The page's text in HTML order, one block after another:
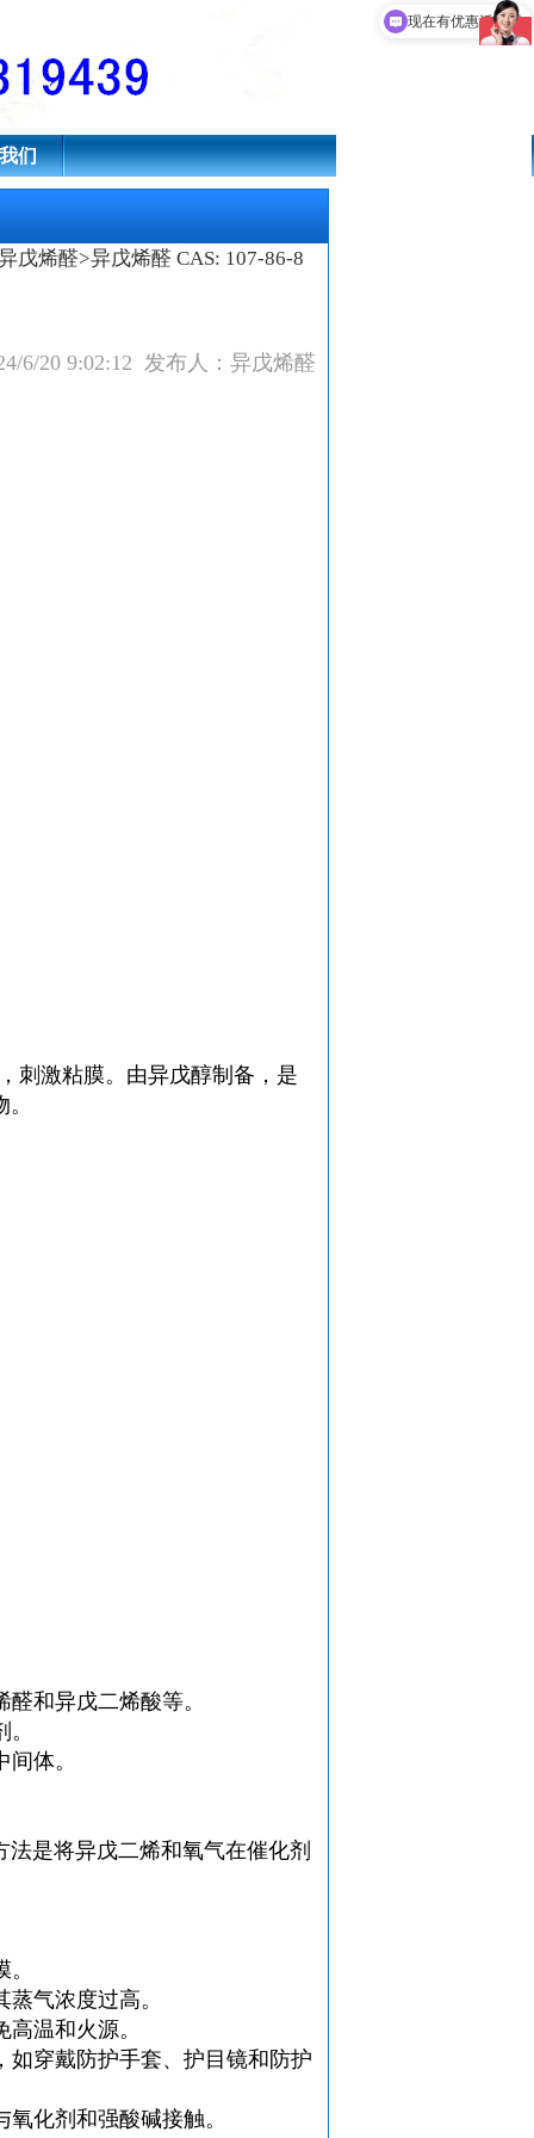
们
戊烯醛>异戊烯醛 CAS: 107-86-8
6/20 9:02:12 发布人：异戊烯醛
刺激粘膜。由异戊醇制备，是
和异戊二烯酸等。
体。
是将异戊二烯和氧气在催化剂
气浓度过高。
温和火源。
如穿戴防护手套、护目镜和防护
化剂和强酸碱接触。
现在有优惠活动吗